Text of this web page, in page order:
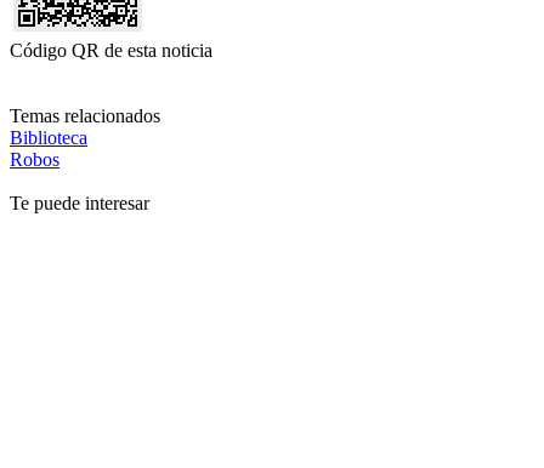
Código QR de esta noticia
Temas relacionados
Biblioteca
Robos
Te puede interesar